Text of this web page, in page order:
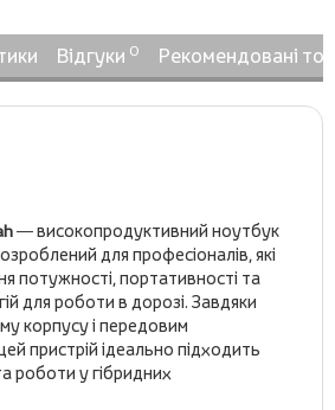
Відгуки 0 Рекомендовані
— високопродуктивний ноутбук
для професіоналів, які
потужності, портативності та
для роботи в дорозі. Завдяки
корпусу і передовим
пристрій ідеально підходить
роботи у гібридних